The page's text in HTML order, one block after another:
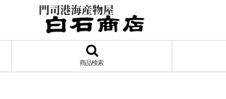
商品検索